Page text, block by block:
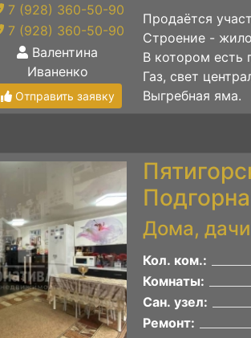
7 (928) 360-50-90
7 (928) 360-50-90
Валентина
Иваненко
Отправить заявку
Продаётся
Строение -
В котором есть
Газ, свет
Выгребная яма.
Дома,
Кол. ком.:
Комнаты:
Сан. узел:
Ремонт: